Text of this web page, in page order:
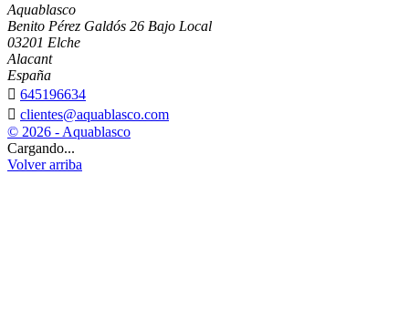
Aquablasco
Benito Pérez Galdós 26 Bajo Local
03201 Elche
Alacant
España
 645196634
 clientes@aquablasco.com
© 2026 - Aquablasco
Cargando...
Volver arriba